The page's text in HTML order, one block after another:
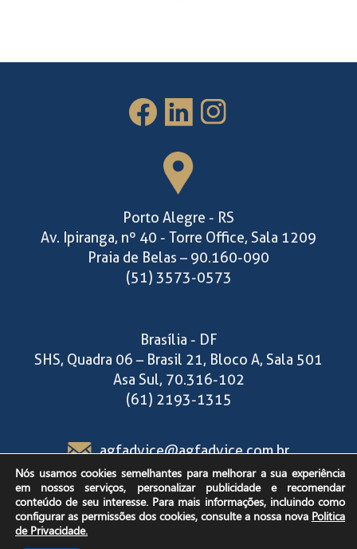
Porto Alegre - RS
Av. Ipiranga, nº 40 - Torre Office, Sala 1209
Praia de Belas – 90.160-090
(51) 3573-0573
Brasília - DF
SHS, Quadra 06 – Brasil 21, Bloco A, Sala 501
Asa Sul, 70.316-102
(61) 2193-1315
agfadvice@agfadvice.com.br
Segunda a sexta-feira,
das 9h às 18h30.
Nós usamos cookies semelhantes para melhorar a sua experiência
em nossos serviços, personalizar publicidade e recomendar
conteúdo de seu interesse. Para mais informações, incluindo como
configurar as permissões dos cookies, consulte a nossa nova Politica
de Privacidade.